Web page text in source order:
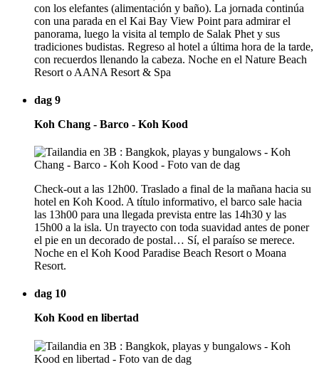
con los elefantes (alimentación y baño). La jornada continúa
con una parada en el Kai Bay View Point para admirar el
panorama, luego la visita al templo de Salak Phet y sus
tradiciones budistas. Regreso al hotel a última hora de la tarde,
con recuerdos llenando la cabeza. Noche en el Nature Beach
Resort o AANA Resort & Spa
dag 9
Koh Chang - Barco - Koh Kood
Check-out a las 12h00. Traslado a final de la mañana hacia su
hotel en Koh Kood. A título informativo, el barco sale hacia
las 13h00 para una llegada prevista entre las 14h30 y las
15h00 a la isla. Un trayecto con toda suavidad antes de poner
el pie en un decorado de postal… Sí, el paraíso se merece.
Noche en el Koh Kood Paradise Beach Resort o Moana
Resort.
dag 10
Koh Kood en libertad